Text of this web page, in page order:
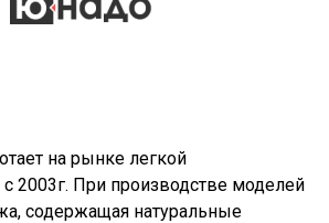
на рынке легкой
2003г. При производстве моделей
содержащая натуральные